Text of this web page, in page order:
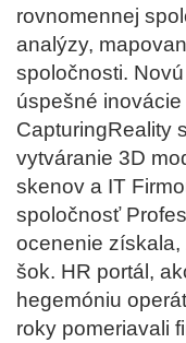
rovnomennej
analýzy,
spoločnosti.
úspešné
CapturingReality
vytváranie 3D
skenov a IT
spoločnosť
ocenenie
šok. HR portál,
hegemóniu
roky pomeriavali